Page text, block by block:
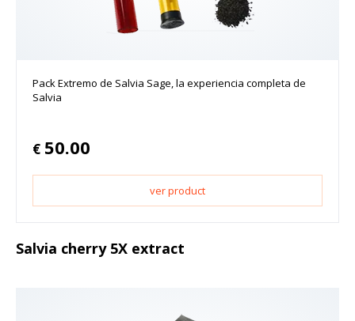
Pack Extremo de Salvia Sage, la experiencia completa de
Salvia
€ 50.00
ver product
Salvia cherry 5X extract